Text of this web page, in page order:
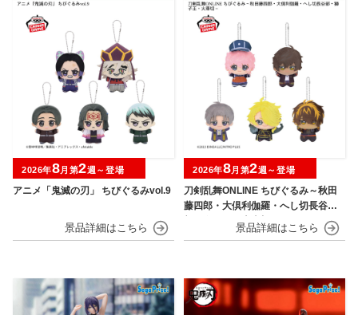
アニメ「鬼滅の刃」 ちびぐるみvol.9
2026年8月第2週～登場
刀剣乱舞ONLINE ちびぐるみ～秋田
藤四郎・大倶利伽羅・へし切長谷
部・獅子王・火車切～
2026年8月第2週～登場